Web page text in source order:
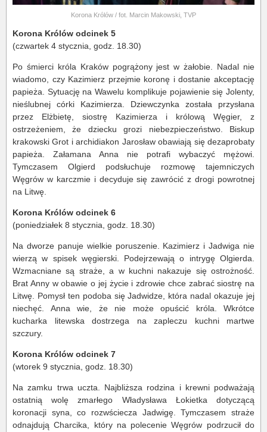
Korona Królów / fot. Marcin Makowski, TVP
Korona Królów odcinek 5
(czwartek 4 stycznia, godz. 18.30)
Po śmierci króla Kraków pogrążony jest w żałobie. Nadal nie
wiadomo, czy Kazimierz przejmie koronę i dostanie akceptację
papieża. Sytuację na Wawelu komplikuje pojawienie się Jolenty,
nieślubnej córki Kazimierza. Dziewczynka została przysłana
przez Elżbietę, siostrę Kazimierza i królową Węgier, z
ostrzeżeniem, że dziecku grozi niebezpieczeństwo. Biskup
krakowski Grot i archidiakon Jarosław obawiają się dezaprobaty
papieża. Załamana Anna nie potrafi wybaczyć mężowi.
Tymczasem Olgierd podsłuchuje rozmowę tajemniczych
Węgrów w karczmie i decyduje się zawrócić z drogi powrotnej
na Litwę.
Korona Królów odcinek 6
(poniedziałek 8 stycznia, godz. 18.30)
Na dworze panuje wielkie poruszenie. Kazimierz i Jadwiga nie
wierzą w spisek węgierski. Podejrzewają o intrygę Olgierda.
Wzmacniane są straże, a w kuchni nakazuje się ostrożność.
Brat Anny w obawie o jej życie i zdrowie chce zabrać siostrę na
Litwę. Pomysł ten podoba się Jadwidze, która nadal okazuje jej
niechęć. Anna wie, że nie może opuścić króla. Wkrótce
kucharka litewska dostrzega na zapleczu kuchni martwe
szczury.
Korona Królów odcinek 7
(wtorek 9 stycznia, godz. 18.30)
Na zamku trwa uczta. Najbliższa rodzina i krewni podważają
ostatnią wolę zmarłego Władysława Łokietka dotyczącą
koronacji syna, co rozwściecza Jadwigę. Tymczasem straże
odnajdują Charcika, który na polecenie Węgrów podrzucił do